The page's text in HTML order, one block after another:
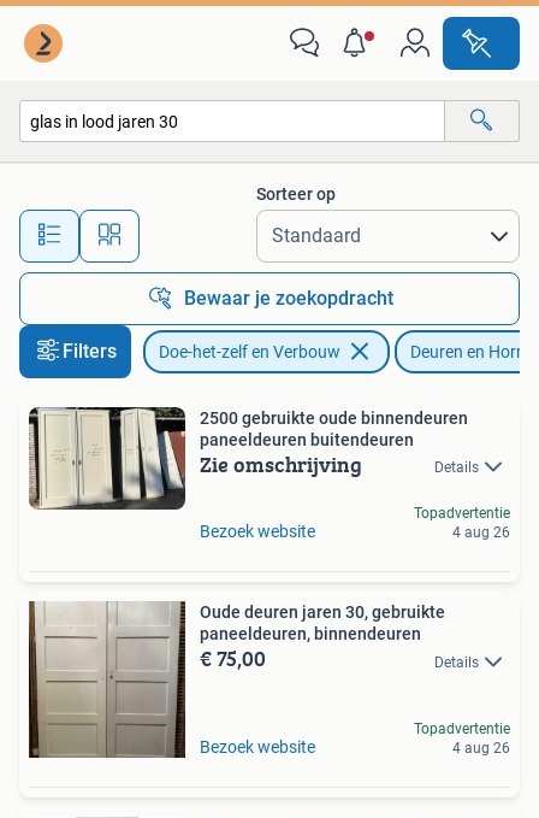
Alle afstanden…
Sorteer op
Bewaar je zoekopdracht
Filters Doe-het-zelf en Verbouw Deuren en Horren
2500 gebruikte oude binnendeuren
paneeldeuren buitendeuren
Zie omschrijving Details
Bezoek website
Topadvertentie
4 aug 26
Oude deuren jaren 30, gebruikte
paneeldeuren, binnendeuren
€ 75,00 Details
Bezoek website
Topadvertentie
4 aug 26